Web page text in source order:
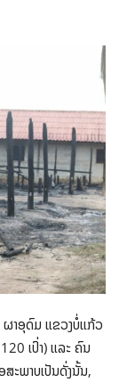
ຜາອຸດົມ ແຂວງບໍ່ແກ້ວ
ເປົ່າ) ແລະ ຄົນ
ະພາບເປັນດັ່ງນັ້ນ,